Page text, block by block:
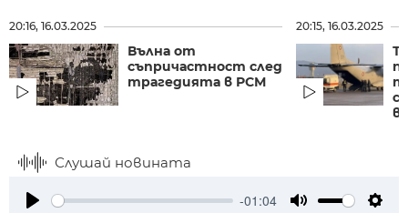
20:16, 16.03.2025
Вълна от
съпричастност след
трагедията в РСМ
20:15, 16.03.2025
Слушай новината
-01:04